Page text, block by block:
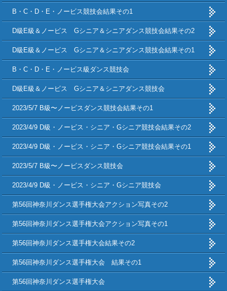
B・C・D・E・ノービス競技会結果その1
D級E級＆ノービス Gシニア＆シニアダンス競技会結果その2
D級E級＆ノービス Gシニア＆シニアダンス競技会結果その1
B・C・D・E・ノービス級ダンス競技会
D級E級＆ノービス Gシニア＆シニアダンス競技会
2023/5/7 B級〜ノービスダンス競技会結果その1
2023/4/9 D級・ノービス・シニア・Gシニア競技会結果その2
2023/4/9 D級・ノービス・シニア・Gシニア競技会結果その1
2023/5/7 B級〜ノービスダンス競技会
2023/4/9 D級・ノービス・シニア・Gシニア競技会
第56回神奈川ダンス選手権大会アクション写真その2
第56回神奈川ダンス選手権大会アクション写真その1
第56回神奈川ダンス選手権大会結果その2
第56回神奈川ダンス選手権大会 結果その1
第56回神奈川ダンス選手権大会